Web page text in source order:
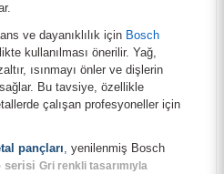
ve dayanıklılık için Bosch
kullanılması önerilir. Yağ,
ısınmayı önler ve dişlerin
Bu tavsiye, özellikle
çalışan profesyoneller için
pançları yenilenmiş Bosch
serisi Gri renkli tasarımıyla